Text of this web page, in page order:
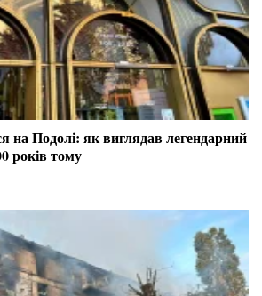
на Подолі: як виглядав легендарний
років тому